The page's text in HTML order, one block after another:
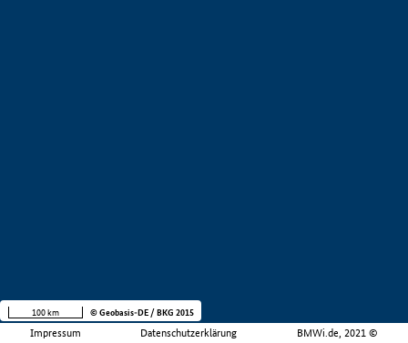
Impressum Datenschutzerklärung BMWi.de, 2021 ©
100 km © Geobasis-DE / BKG 2015